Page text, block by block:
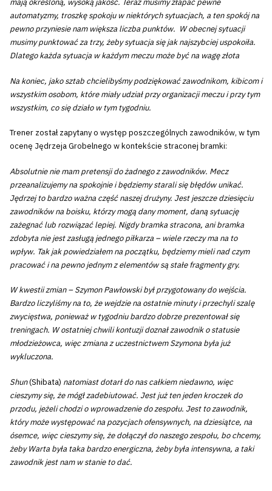
Tryb
oszczędności
energii
Dostępność
mają określoną, wysoką jakość. Teraz musimy złapać pewne
automatyzmy, troszkę spokoju w niektórych sytuacjach, a ten spokój na
pewno przyniesie nam większa liczba punktów. W obecnej sytuacji
musimy punktować za trzy, żeby sytuacja się jak najszybciej uspokoiła.
Dlatego każda sytuacja w każdym meczu może być na wagę złota
Na koniec, jako sztab chcielibyśmy podziękować zawodnikom, kibicom i
wszystkim osobom, które miały udział przy organizacji meczu i przy tym
wszystkim, co się działo w tym tygodniu.
Trener został zapytany o występ poszczególnych zawodników, w tym
ocenę Jędrzeja Grobelnego w kontekście straconej bramki:
Absolutnie nie mam pretensji do żadnego z zawodników. Mecz
przeanalizujemy na spokojnie i będziemy starali się błędów unikać.
Jędrzej to bardzo ważna część naszej drużyny. Jest jeszcze dziesięciu
zawodników na boisku, którzy mogą dany moment, daną sytuację
zażegnać lub rozwiązać lepiej. Nigdy bramka stracona, ani bramka
zdobyta nie jest zasługą jednego piłkarza – wiele rzeczy ma na to
wpływ. Tak jak powiedziałem na początku, będziemy mieli nad czym
pracować i na pewno jednym z elementów są stałe fragmenty gry.
W kwestii zmian – Szymon Pawłowski był przygotowany do wejścia.
Bardzo liczyliśmy na to, że wejdzie na ostatnie minuty i przechyli szalę
zwycięstwa, ponieważ w tygodniu bardzo dobrze prezentował się
treningach. W ostatniej chwili kontuzji doznał zawodnik o statusie
młodzieżowca, więc zmiana z uczestnictwem Szymona była już
wykluczona.
Shun(Shibata) natomiast dotarł do nas całkiem niedawno, więc
cieszymy się, że mógł zadebiutować. Jest już ten jeden kroczek do
przodu, jeżeli chodzi o wprowadzenie do zespołu. Jest to zawodnik,
który może występować na pozycjach ofensywnych, na dziesiątce, na
ósemce, więc cieszymy się, że dołączył do naszego zespołu, bo chcemy,
żeby Warta była taka bardzo energiczna, żeby była intensywna, a taki
zawodnik jest nam w stanie to dać.